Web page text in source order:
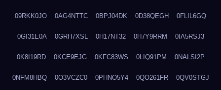
09RKK0JO 0AG4NTTC 0BPJ04DK 0D38QEGH 0FLIL6GQ
0GI31E0A 0GRH7XSL 0H17NT32 0H7Y9RRM 0IA5RSJ3
0K8I19RD 0KCE9EJG 0KFC83WS 0LIQ91PM 0NALSI2P
0NFM8HBQ 0O3VCZC0 0PHNO5Y4 0QO261FR 0QV0STGJ